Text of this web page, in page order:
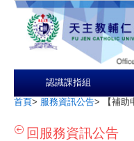
認識課指組
首頁> 服務資訊公告> 【補
回服務資訊公告